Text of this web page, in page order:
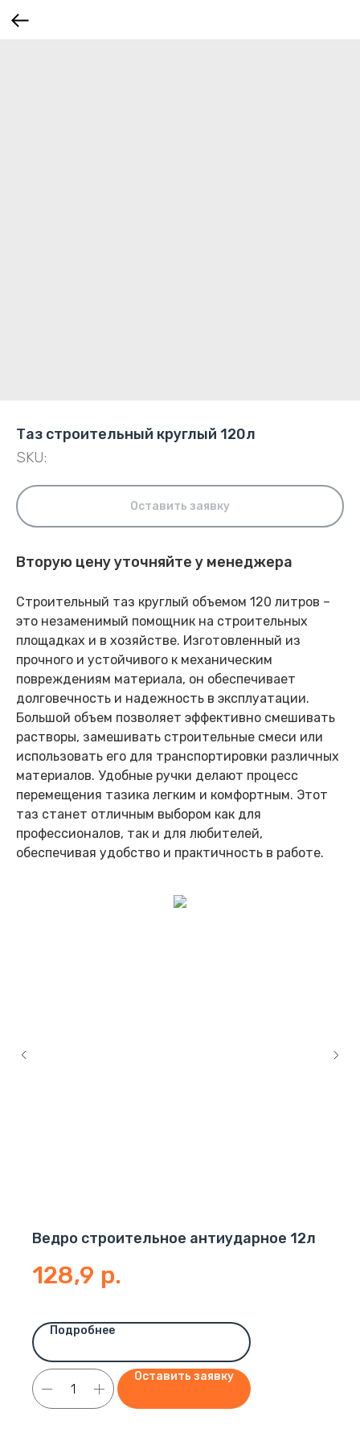
Таз строительный круглый 120л
SKU:
Оставить заявку
Вторую цену уточняйте у менеджера
Строительный таз круглый объемом 120 литров –
это незаменимый помощник на строительных
площадках и в хозяйстве. Изготовленный из
прочного и устойчивого к механическим
повреждениям материала, он обеспечивает
долговечность и надежность в эксплуатации.
Большой объем позволяет эффективно смешивать
растворы, замешивать строительные смеси или
использовать его для транспортировки различных
материалов. Удобные ручки делают процесс
перемещения тазика легким и комфортным. Этот
таз станет отличным выбором как для
профессионалов, так и для любителей,
обеспечивая удобство и практичность в работе.
Ведро строительное антиударное 12л
128,9 р.
Подробнее
Оставить заявку